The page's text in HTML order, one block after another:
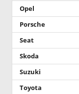
Opel
Porsche
Seat
Skoda
Suzuki
Toyota